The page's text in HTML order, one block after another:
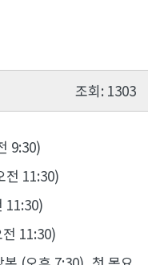
조회: 1303
9:30)
전 11:30)
11:30)
11:30)